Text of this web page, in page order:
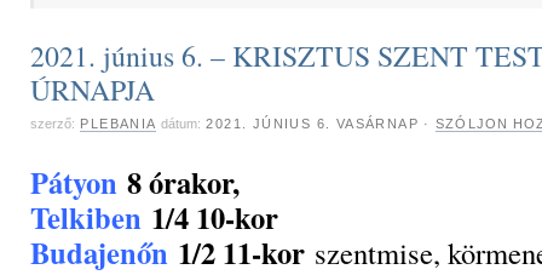
2021. június 6. – KRISZTUS SZENT
ÚRNAPJA
szerző: PLEBANIA dátum: 2021. JÚNIUS 6. VASÁRNAP ·SZÓLJON
Pátyon 8 órakor,
Telkiben 1/4 10-kor
Budajenőn 1/2 11-kor szentmise,